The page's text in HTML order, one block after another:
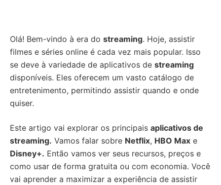
Olá! Bem-vindo à era do streaming. Hoje, assistir
filmes e séries online é cada vez mais popular. Isso
se deve à variedade de aplicativos de streaming
disponíveis. Eles oferecem um vasto catálogo de
entretenimento, permitindo assistir quando e onde
quiser.
Este artigo vai explorar os principais aplicativos de
streaming. Vamos falar sobre Netflix, HBO Max e
Disney+. Então vamos ver seus recursos, preços e
como usar de forma gratuita ou com economia. Você
vai aprender a maximizar a experiência de assistir